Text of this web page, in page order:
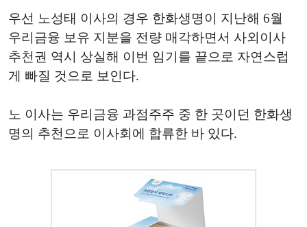
우선 노성태 이사의 경우 한화생명이 지난해 6월
우리금융 보유 지분을 전량 매각하면서 사외이사
추천권 역시 상실해 이번 임기를 끝으로 자연스럽
게 빠질 것으로 보인다.
노 이사는 우리금융 과점주주 중 한 곳이던 한화생
명의 추천으로 이사회에 합류한 바 있다.